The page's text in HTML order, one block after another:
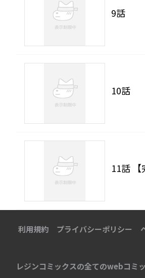
9話
10話
11話 【
利用規約 プライバシーポリシー
レジンコミックスの全てのwebコミ